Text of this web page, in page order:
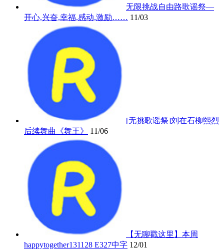
无限挑战自由路歌谣祭—
开心,兴奋,幸福,感动,激励…… 11/03
[无挑歌谣祭]刘在石柳熙烈
后续舞曲《舞王》
11/06
【无聊戳这里】本周
happytogether131128 E327中字 12/01